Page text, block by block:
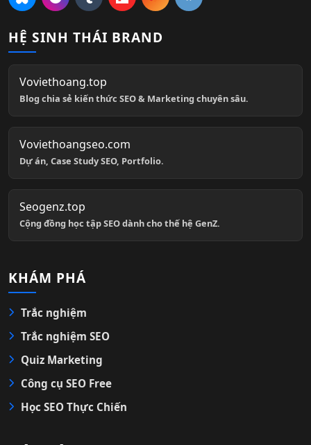
HỆ SINH THÁI BRAND
Voviethoang.top
Blog chia sẻ kiến thức SEO & Marketing chuyên sâu.
Voviethoangseo.com
Dự án, Case Study SEO, Portfolio.
Seogenz.top
Cộng đồng học tập SEO dành cho thế hệ GenZ.
KHÁM PHÁ
Trắc nghiệm
Trắc nghiệm SEO
Quiz Marketing
Công cụ SEO Free
Học SEO Thực Chiến